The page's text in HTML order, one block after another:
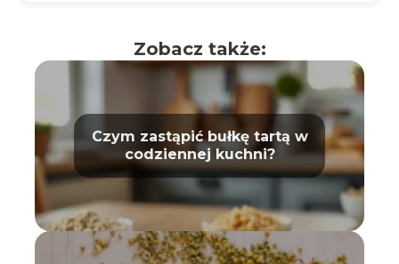
Zobacz także:
Czym zastąpić bułkę tartą w
codziennej kuchni?